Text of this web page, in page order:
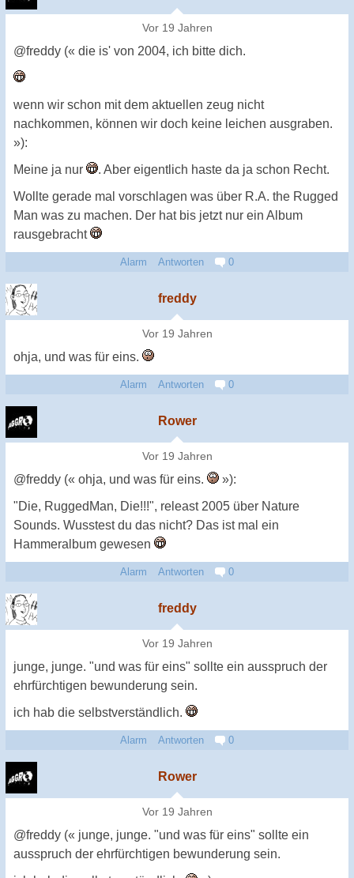
Vor 19 Jahren
@freddy (« die is' von 2004, ich bitte dich.
wenn wir schon mit dem aktuellen zeug nicht
nachkommen, können wir doch keine leichen ausgraben.
»):
Meine ja nur
. Aber eigentlich haste da ja schon Recht.
Wollte gerade mal vorschlagen was über R.A. the Rugged
Man was zu machen. Der hat bis jetzt nur ein Album
rausgebracht
Alarm Antworten 0
freddy
Vor 19 Jahren
ohja, und was für eins.
Alarm Antworten 0
Rower
Vor 19 Jahren
@freddy (« ohja, und was für eins.
»):
"Die, RuggedMan, Die!!!", releast 2005 über Nature
Sounds. Wusstest du das nicht? Das ist mal ein
Hammeralbum gewesen
Alarm Antworten 0
freddy
Vor 19 Jahren
junge, junge. "und was für eins" sollte ein ausspruch der
ehrfürchtigen bewunderung sein.
ich hab die selbstverständlich.
Alarm Antworten 0
Rower
Vor 19 Jahren
@freddy (« junge, junge. "und was für eins" sollte ein
ausspruch der ehrfürchtigen bewunderung sein.